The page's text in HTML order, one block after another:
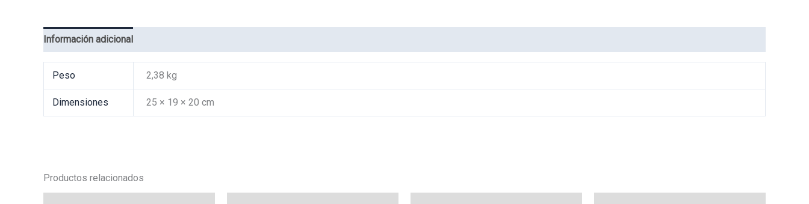
Información adicional
Peso 2,38 kg
Dimensiones 25 × 19 × 20 cm
Productos relacionados